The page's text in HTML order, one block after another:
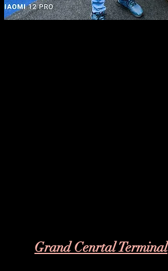
Grand Cenrtal Terminal